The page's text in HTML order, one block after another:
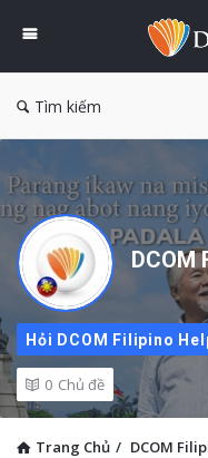
DCOM
Tìm kiếm
DCOM
Hỏi DCOM Filipino
0 Chủ đề
Trang Chủ / DCOM